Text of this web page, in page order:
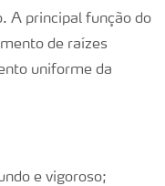
A principal função do
de raízes
uniforme da
e vigoroso;